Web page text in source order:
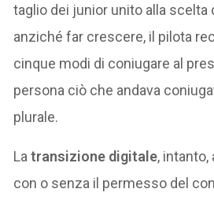
taglio dei junior unito alla scelta
anziché far crescere, il pilota
cinque modi di coniugare al
persona ciò che andava
plurale.
Latransizione digitale,
con o senza il permesso del